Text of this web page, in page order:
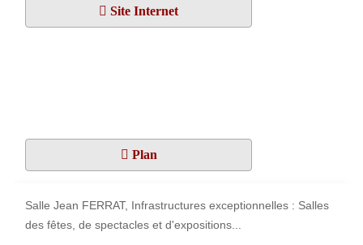
Site Internet
Plan
Salle Jean FERRAT, Infrastructures exceptionnelles : Salles
des fêtes, de spectacles et d'expositions...